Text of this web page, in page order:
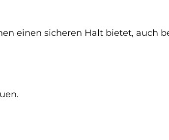
einen sicheren Halt bietet, auch